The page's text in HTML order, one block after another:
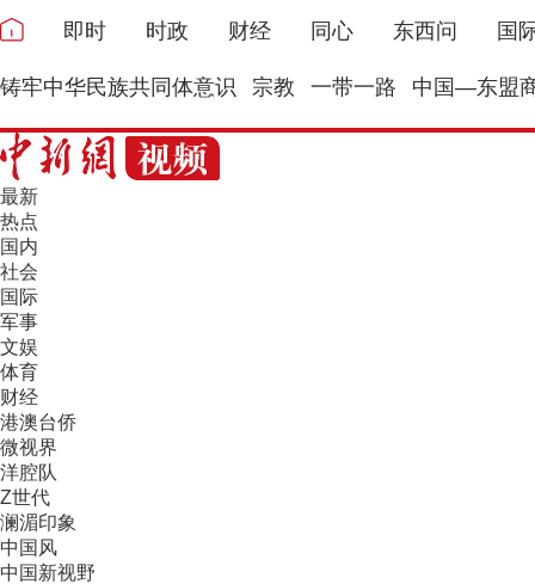
即时 时政 财经 同心 东西问 国
铸牢中华民族共同体意识 宗教 一带一路 中国—东盟
最新
热点
国内
社会
国际
军事
文娱
体育
财经
港澳台侨
微视界
洋腔队
Z世代
澜湄印象
中国风
中国新视野